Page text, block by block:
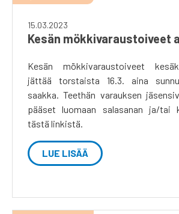
15.03.2023
Kesän mökkivaraustoiveet
Kesän mökkivaraustoiveet
jättää torstaista 16.3. aina
saakka. Teethän varauksen
pääset luomaan salasanan ja/tai
tästä linkistä.
LUE LISÄÄ